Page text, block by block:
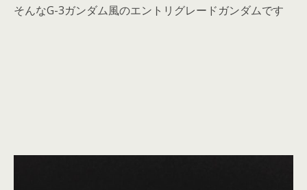
そんなG-3ガンダム風のエントリグレードガンダムです